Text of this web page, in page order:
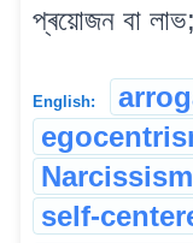
প্ৰয়োজন বা
English:
Narcissism
self-